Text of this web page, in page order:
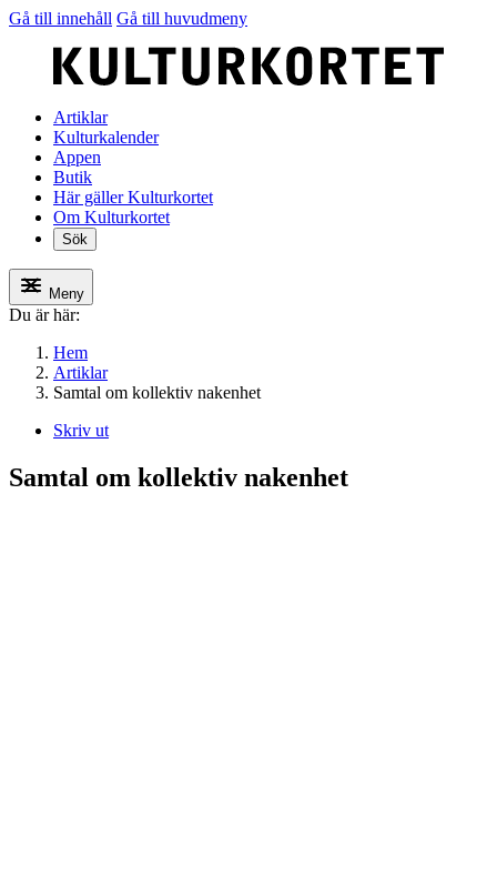
Gå till innehåll Gå till huvudmeny
Artiklar
Kulturkalender
Appen
Butik
Här gäller Kulturkortet
Om Kulturkortet
Sök
Meny
Du är här:
Hem
Artiklar
Samtal om kollektiv nakenhet
Skriv ut
Samtal om kollektiv nakenhet